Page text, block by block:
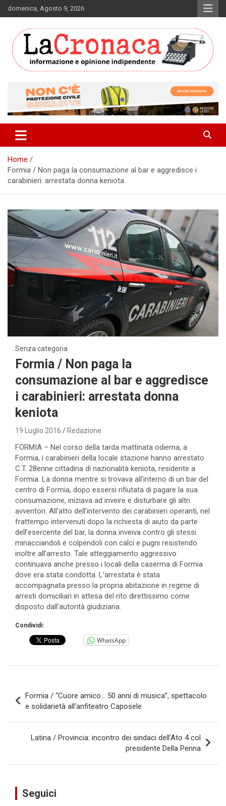
Skip
to
domenica, Agosto 9, 2026
La Cronaca Quotidiano
Home
Formia / Non paga la consumazione al bar e aggredisce i
carabinieri: arrestata donna keniota
Senza categoria
Formia / Non paga la
consumazione al bar e aggredisce
i carabinieri: arrestata donna
keniota
19 Luglio 2016 Redazione
FORMIA – Nel corso della tarda mattinata odierna, a
Formia, i carabinieri della locale stazione hanno arrestato
C.T. 28enne cittadina di nazionalità keniota, residente a
Formia. La donna mentre si trovava all’interno di un bar del
centro di Formia, dopo essersi rifiutata di pagare la sua
consumazione, iniziava ad inveire e disturbare gli altri
avventori. All’atto dell’intervento dei carabinieri operanti, nel
frattempo intervenuti dopo la richiesta di aiuto da parte
dell’esercente del bar, la donna inveiva contro gli stessi
minacciandoli e colpendoli con calci e pugni resistendo
inoltre all’arresto. Tale atteggiamento aggressivo
continuava anche presso i locali della caserma di Formia
dove era stata condotta. L’arrestata è stata
accompagnata presso la propria abitazione in regime di
arresti domiciliari in attesa del rito direttissimo come
disposto dall’autorità giudiziaria.
Condividi:
WhatsApp
articoli
Formia / “Cuore amico… 50 anni di musica”, spettacolo
e solidarietà all’anfiteatro Caposele
Latina / Provincia: incontro dei sindaci dell’Ato 4 col
presidente Della Penna
Seguici